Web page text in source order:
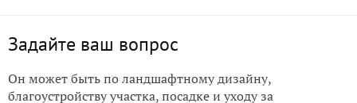
Задайте ваш вопрос
Он может быть по ландшафтному дизайну,
благоустройству участка, посадке и уходу за